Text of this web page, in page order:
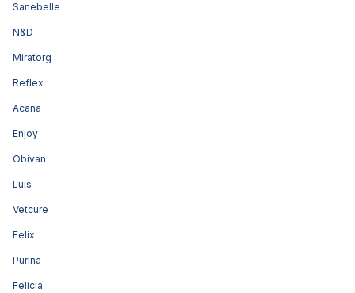
Sanebelle
N&D
Miratorg
Reflex
Acana
Enjoy
Obivan
Luis
Vetcure
Felix
Purina
Felicia